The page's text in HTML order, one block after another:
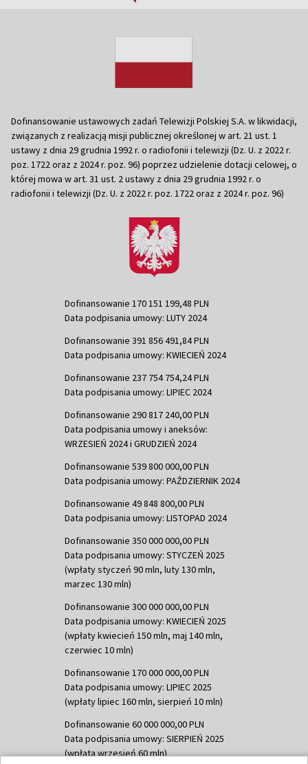
Dofinansowanie ustawowych zadań Telewizji Polskiej S.A. w likwidacji,
związanych z realizacją misji publicznej określonej w art. 21 ust. 1
ustawy z dnia 29 grudnia 1992 r. o radiofonii i telewizji (Dz. U. z 2022 r.
poz. 1722 oraz z 2024 r. poz. 96) poprzez udzielenie dotacji celowej, o
której mowa w art. 31 ust. 2 ustawy z dnia 29 grudnia 1992 r. o
radiofonii i telewizji (Dz. U. z 2022 r. poz. 1722 oraz z 2024 r. poz. 96)
Dofinansowanie 170 151 199,48 PLN
Data podpisania umowy: LUTY 2024
Dofinansowanie 391 856 491,84 PLN
Data podpisania umowy: KWIECIEŃ 2024
Dofinansowanie 237 754 754,24 PLN
Data podpisania umowy: LIPIEC 2024
Dofinansowanie 290 817 240,00 PLN
Data podpisania umowy i aneksów:
WRZESIEŃ 2024 i GRUDZIEŃ 2024
Dofinansowanie 539 800 000,00 PLN
Data podpisania umowy: PAŹDZIERNIK 2024
Dofinansowanie 49 848 800,00 PLN
Data podpisania umowy: LISTOPAD 2024
Dofinansowanie 350 000 000,00 PLN
Data podpisania umowy: STYCZEŃ 2025
(wpłaty styczeń 90 mln, luty 130 mln,
marzec 130 mln)
Dofinansowanie 300 000 000,00 PLN
Data podpisania umowy: KWIECIEŃ 2025
(wpłaty kwiecień 150 mln, maj 140 mln,
czerwiec 10 mln)
Dofinansowanie 170 000 000,00 PLN
Data podpisania umowy: LIPIEC 2025
(wpłaty lipiec 160 mln, sierpień 10 mln)
Dofinansowanie 60 000 000,00 PLN
Data podpisania umowy: SIERPIEŃ 2025
(wpłata wrzesień 60 mln)